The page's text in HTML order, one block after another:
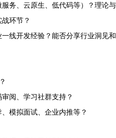
服务、云原生、低代码等）？理论与
环节？
一线开发经验？能否分享行业洞见和
阅、学习社群支持？
模拟面试、企业内推等？